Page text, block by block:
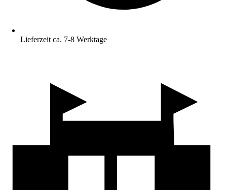
Lieferzeit ca. 7-8 Werktage